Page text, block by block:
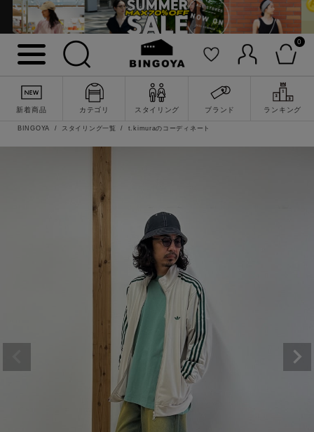
0
新着商品 カテゴリ スタイリング ブランド ランキング
詳細検索
BINGOYA スタイリング一覧 t.kimuraのコーディネート